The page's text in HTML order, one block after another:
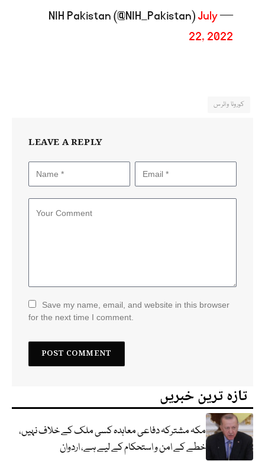
— NIH Pakistan (@NIH_Pakistan)
July
22, 2022
کورونا وائرس
LEAVE A REPLY
Save my name, email, and website in this browser
for the next time I comment.
تازہ ترین خبریں
مکہ مشترکہ دفاعی معاہدہ کسی ملک کے خلاف نہیں،
خطے کے امن و استحکام کے لیے ہے، اردوان